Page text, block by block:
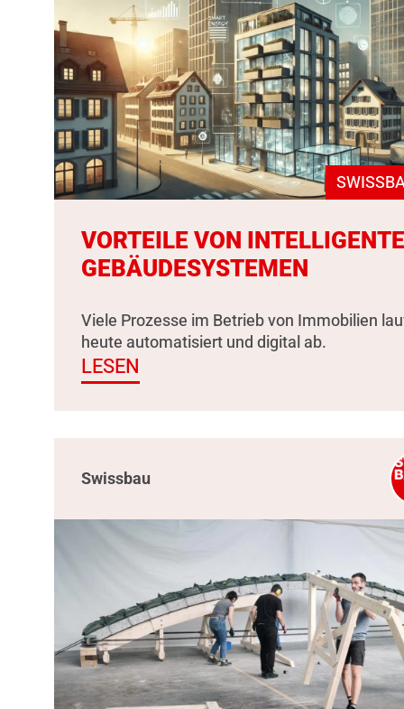
VORTEILE VON
GEBÄUDESYSTEMEN
Viele Prozesse im Betrieb von Immobilien
heute automatisiert und digital ab.
LESEN
Swissbau